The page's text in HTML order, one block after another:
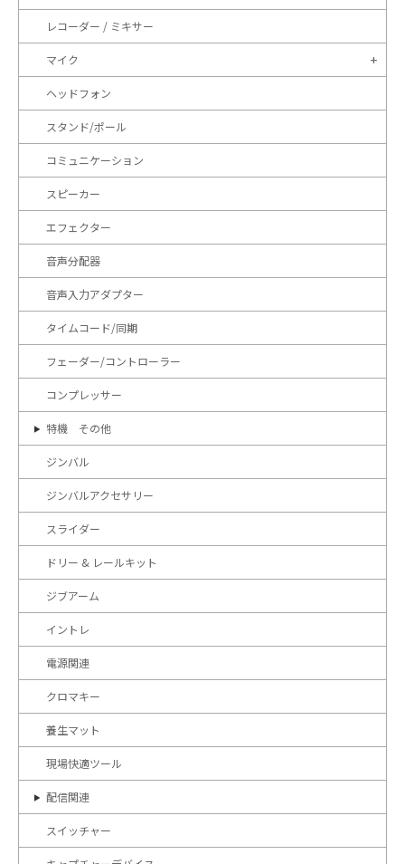
レコーダー / ミキサー
マイク
ヘッドフォン
スタンド/ポール
コミュニケーション
スピーカー
エフェクター
音声分配器
音声入力アダプター
タイムコード/同期
フェーダー/コントローラー
コンプレッサー
特機 その他
ジンバル
ジンバルアクセサリー
スライダー
ドリー & レールキット
ジブアーム
イントレ
電源関連
クロマキー
養生マット
現場快適ツール
配信関連
スイッチャー